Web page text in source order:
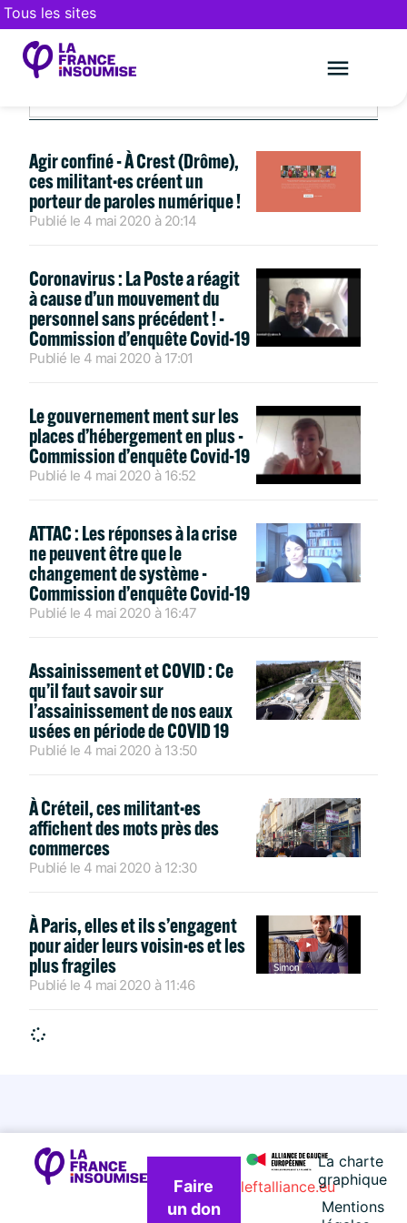
Tous les sites
MAI 4, 2020
Agir confiné - À Crest (Drôme),
ces militant·es créent un
porteur de paroles numérique !
Publié le 4 mai 2020 à 20:14
Coronavirus : La Poste a réagit
à cause d’un mouvement du
personnel sans précédent ! -
Commission d’enquête Covid-19
Publié le 4 mai 2020 à 17:01
Le gouvernement ment sur les
places d’hébergement en plus -
Commission d’enquête Covid-19
Publié le 4 mai 2020 à 16:52
ATTAC : Les réponses à la crise
ne peuvent être que le
changement de système -
Commission d’enquête Covid-19
Publié le 4 mai 2020 à 16:47
Assainissement et COVID : Ce
qu’il faut savoir sur
l’assainissement de nos eaux
usées en période de COVID 19
Publié le 4 mai 2020 à 13:50
À Créteil, ces militant·es
affichent des mots près des
commerces
Publié le 4 mai 2020 à 12:30
À Paris, elles et ils s’engagent
pour aider leurs voisin·es et les
plus fragiles
Publié le 4 mai 2020 à 11:46
Faire
un don
La charte
graphique
Mentions
leftalliance.eu